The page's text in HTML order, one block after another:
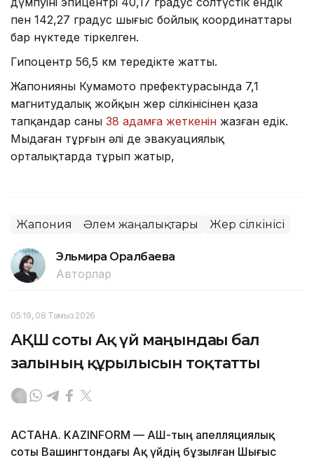
пен 142,27 градус шығыс бойлық координаттары
бар нүктеде тіркелген.
Гипоцентр 56,5 км тереңдікте жатты.
Жапонияның Кумамото префектурасында 7,1
магнитудалық жойқын жер сілкінісінен қаза
тапқандар саны 38 адамға жеткенін жазған едік.
Мыңдаған тұрғын әлі де эвакуациялық
орталықтарда тұрып жатыр,
Жапония Әлем жаңалықтары Жер сілкінісі
Эльмира Оралбаева
Авторлар
05:19, 08 Тамыз 2026
АҚШ соты Ақ үй маңындағы бал
залының құрылысын тоқтатты
АСТАНА. KAZINFORM — АҚШ-тың апелляциялық
соты Вашингтондағы Ақ үйдің бұзылған Шығыс